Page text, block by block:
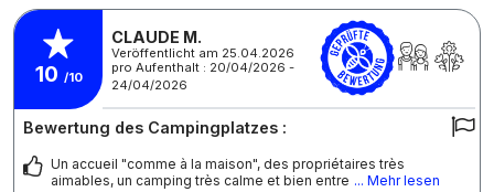
10 /10
CLAUDE M.
Veröffentlicht am 25.04.2026
pro Aufenthalt : 20/04/2026 -
24/04/2026
Bewertung des Campingplatzes :
Un accueil "comme à la maison", des propriétaires très
aimables, un camping très calme et bien entre ... Mehr lesen